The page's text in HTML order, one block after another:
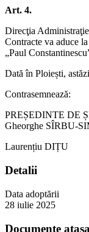
Art. 4.
Direcţia
Contracte va aduce
„Paul
Dată în Ploiești,
Contrasemnează:
PREȘEDINTE DE
Gheorghe SÎRBU-
Laurențiu DIȚU
Detalii
Data adoptării
28 iulie 2025
Documente